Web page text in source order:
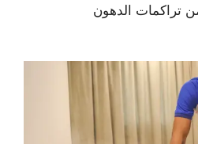
تراكمات الدهون